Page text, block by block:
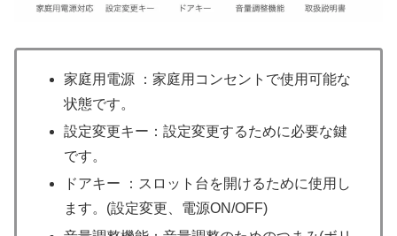
家庭用電源 ：家庭用コンセントで使用可能な
状態です。
設定変更キー：設定変更するために必要な鍵
です。
ドアキー ：スロット台を開けるために使用し
ます。(設定変更、電源ON/OFF)